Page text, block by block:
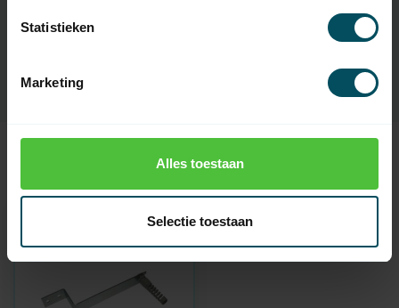
Statistieken
Marketing
Alles toestaan
Selectie toestaan